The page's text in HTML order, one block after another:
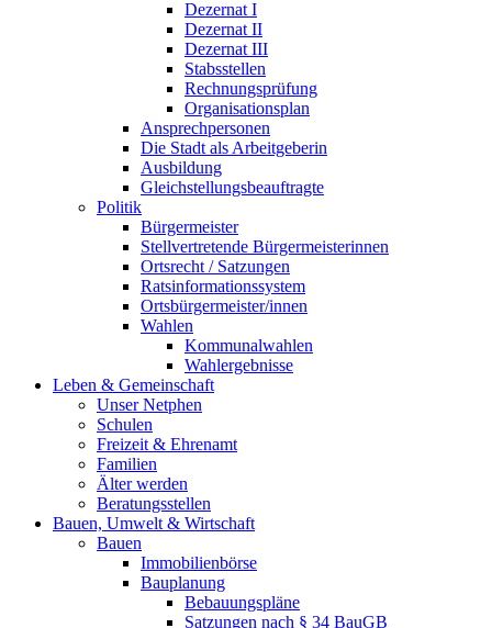
Dezernat I
Dezernat II
Dezernat III
Stabsstellen
Rechnungsprüfung
Organisationsplan
Ansprechpersonen
Die Stadt als Arbeitgeberin
Ausbildung
Gleichstellungsbeauftragte
Politik
Bürgermeister
Stellvertretende Bürgermeisterinnen
Ortsrecht / Satzungen
Ratsinformationssystem
Ortsbürgermeister/innen
Wahlen
Kommunalwahlen
Wahlergebnisse
Leben & Gemeinschaft
Unser Netphen
Schulen
Freizeit & Ehrenamt
Familien
Älter werden
Beratungsstellen
Bauen, Umwelt & Wirtschaft
Bauen
Immobilienbörse
Bauplanung
Bebauungspläne
Satzungen nach § 34 BauGB